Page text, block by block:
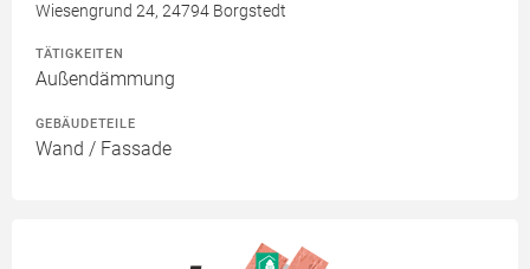
Wiesengrund 24, 24794 Borgstedt
TÄTIGKEITEN
Außendämmung
GEBÄUDETEILE
Wand / Fassade